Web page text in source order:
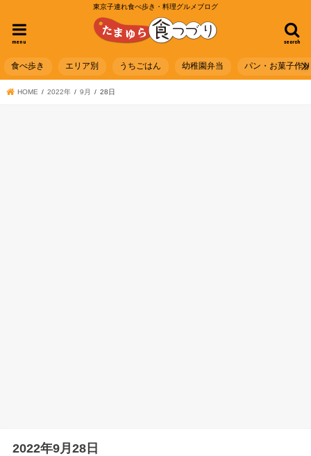
東京子連れ食べ歩き・料理グルメブログ
search
menu
食べ歩き エリア別 うちごはん 幼稚園弁当 パン・お菓子作り
HOME 2022年 9月 28日
2022年9月28日